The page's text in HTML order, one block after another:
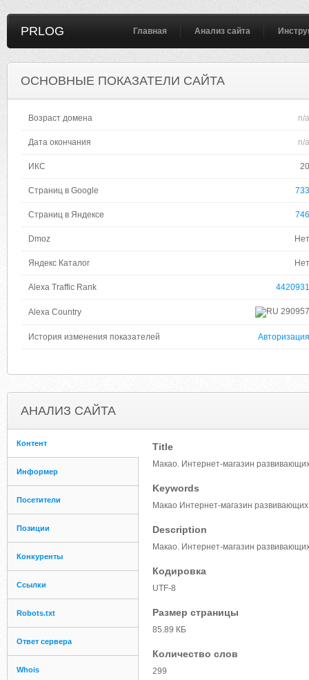
PRLOG Главная Анализ сайта
ОСНОВНЫЕ ПОКАЗАТЕЛИ САЙТА
Возраст домена n/a
Дата окончания n/a
ИКС 20
Страниц в Google 733
Страниц в Яндексе 746
Dmoz Нет
Яндекс Каталог Нет
Alexa Traffic Rank 4420931
Alexa Country 290957
История изменения показателей Авторизация
АНАЛИЗ САЙТА
Контент
Информер
Посетители
Позиции
Конкуренты
Ссылки
Robots.txt
Ответ сервера
Whois
Title
Макао. Интернет-магазин
Keywords
Макао Интернет-магазин
Description
Макао. Интернет-магазин
Кодировка
UTF-8
Размер страницы
85.89 КБ
Количество слов
299